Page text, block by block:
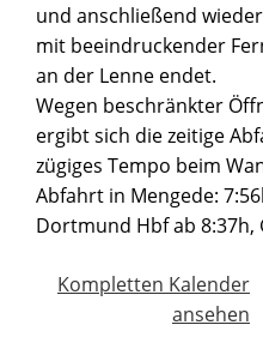
und anschließend
mit beeindruckender
an der Lenne endet.
Wegen beschränkter
ergibt sich die zeitige
zügiges Tempo beim
Abfahrt in Mengede:
Dortmund Hbf ab 8:37h,
Kompletten Kalender
ansehen